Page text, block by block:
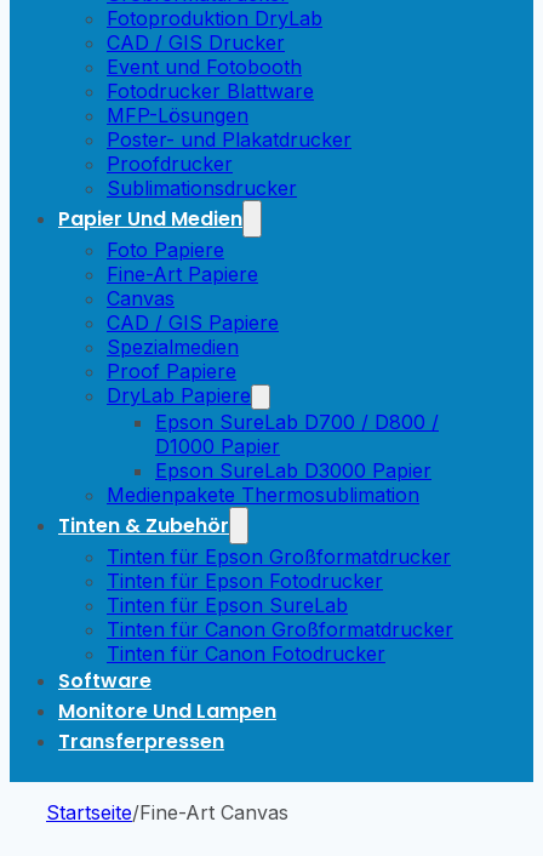
Fotoproduktion DryLab
CAD / GIS Drucker
Event und Fotobooth
Fotodrucker Blattware
MFP-Lösungen
Poster- und Plakatdrucker
Proofdrucker
Sublimationsdrucker
Papier Und Medien
Foto Papiere
Fine-Art Papiere
Canvas
CAD / GIS Papiere
Spezialmedien
Proof Papiere
DryLab Papiere
Epson SureLab D700 / D800 /
D1000 Papier
Epson SureLab D3000 Papier
Medienpakete Thermosublimation
Tinten & Zubehör
Tinten für Epson Großformatdrucker
Tinten für Epson Fotodrucker
Tinten für Epson SureLab
Tinten für Canon Großformatdrucker
Tinten für Canon Fotodrucker
Software
Monitore Und Lampen
Transferpressen
Startseite/Fine-Art Canvas